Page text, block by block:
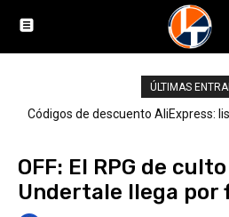
ÚLTIMAS
Códigos de descuento AliExpress:
OFF: El RPG de
Undertale llega por